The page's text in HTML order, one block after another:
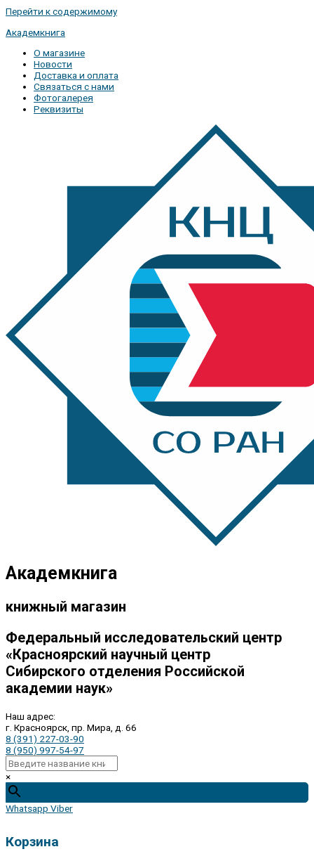
Перейти к содержимому
Академкнига
О магазине
Новости
Доставка и оплата
Связаться с нами
Фотогалерея
Реквизиты
Академкнига
книжный магазин
Федеральный исследовательский центр
«Красноярский научный центр
Сибирского отделения Российской
академии наук»
Наш адрес:
г. Красноярск, пр. Мира, д. 66
8 (391) 227-03-90
8 (950) 997-54-97
×
Whatsapp Viber
Корзина